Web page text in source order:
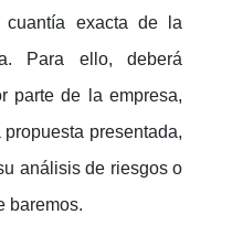
exacta de la
Para ello, deberá
parte de la empresa,
presentada,
análisis de riesgos o
baremos.